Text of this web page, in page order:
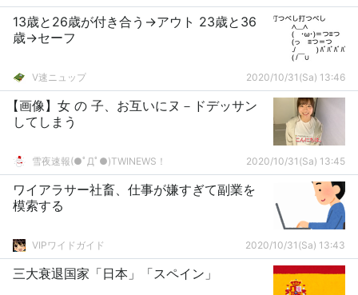
13歳と26歳が付き合う→アウト 23歳と36
歳→セーフ
V速ニュップ 2020/10/31(Sa) 13:46
【画像】女 の 子、お互いにヌ－ドデッサン
してしまう
雪夜速報(●ﾟДﾟ●)TWINEWS！ 2020/10/31(Sa) 13:45
ワイアラサー社畜、仕事が嫌すぎて副業を
模索する
VIPワイドガイド 2020/10/31(Sa) 13:43
三大衰退国家「日本」「スペイン」